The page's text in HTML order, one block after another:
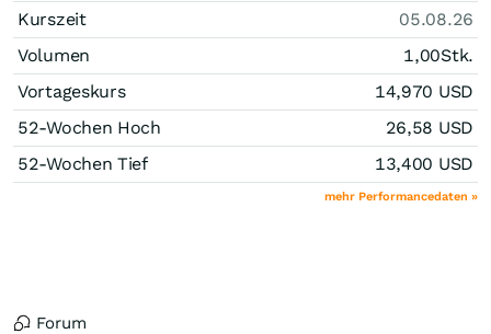
Kurszeit
05.08.26
Volumen
1,00Stk.
Vortageskurs
14,970 USD
52-Wochen Hoch
26,58 USD
52-Wochen Tief
13,400 USD
mehr Performancedaten »
Forum